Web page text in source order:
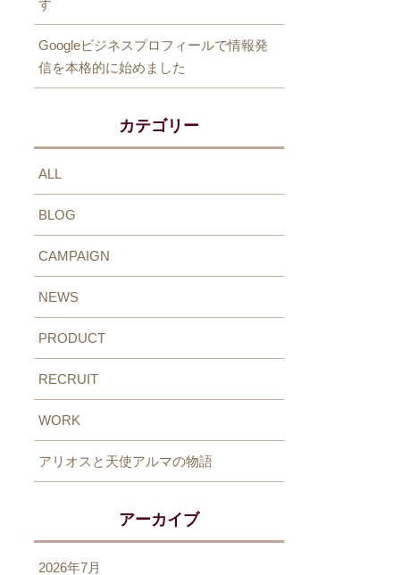
す
Googleビジネスプロフィールで情報発
信を本格的に始めました
カテゴリー
ALL
BLOG
CAMPAIGN
NEWS
PRODUCT
RECRUIT
WORK
アリオスと天使アルマの物語
アーカイブ
2026年7月